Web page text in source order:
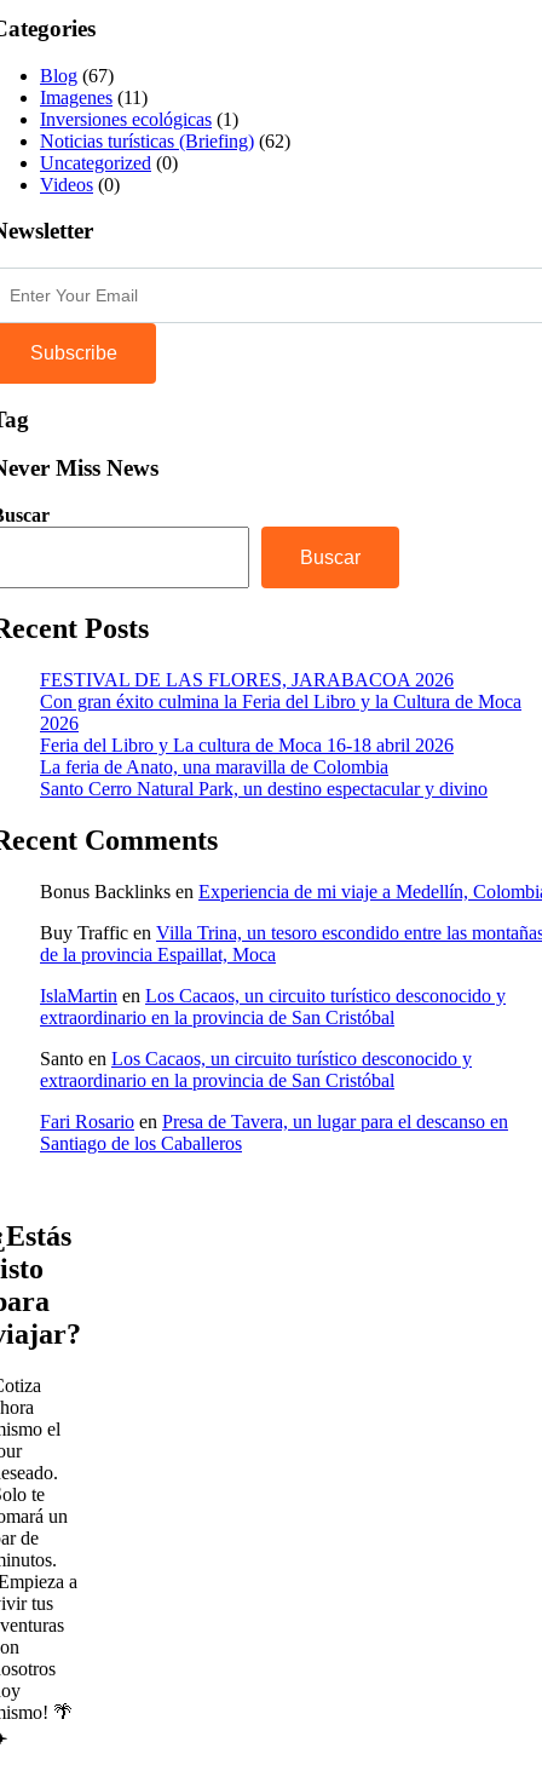
Blog (67)
Imagenes (11)
Inversiones ecológicas (1)
Noticias turísticas (Briefing) (62)
Uncategorized (0)
Videos (0)
Subscribe
Miss News
Buscar
Posts
FESTIVAL DE LAS FLORES, JARABACOA 2026
Con gran éxito culmina la Feria del Libro y la Cultura de Moca
2026
Feria del Libro y La cultura de Moca 16-18 abril 2026
La feria de Anato, una maravilla de Colombia
Santo Cerro Natural Park, un destino espectacular y divino
Comments
Bonus Backlinks en Experiencia de mi viaje a Medellín,
Buy Traffic en Villa Trina, un tesoro escondido entre las
de la provincia Espaillat, Moca
IslaMartin en Los Cacaos, un circuito turístico desconocido y
extraordinario en la provincia de San Cristóbal
Santo en Los Cacaos, un circuito turístico desconocido y
extraordinario en la provincia de San Cristóbal
Fari Rosario en Presa de Tavera, un lugar para el descanso en
Santiago de los Caballeros
el
te
un
de
a
tus
🌴